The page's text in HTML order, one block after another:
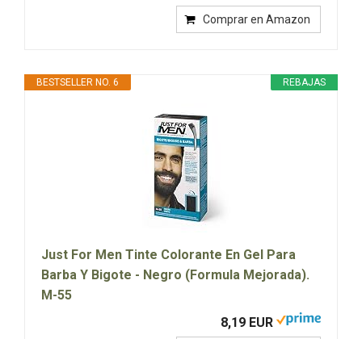
Comprar en Amazon
REBAJAS
BESTSELLER NO. 6
Just For Men Tinte Colorante En Gel Para
Barba Y Bigote - Negro (Formula Mejorada).
M-55
8,19 EUR